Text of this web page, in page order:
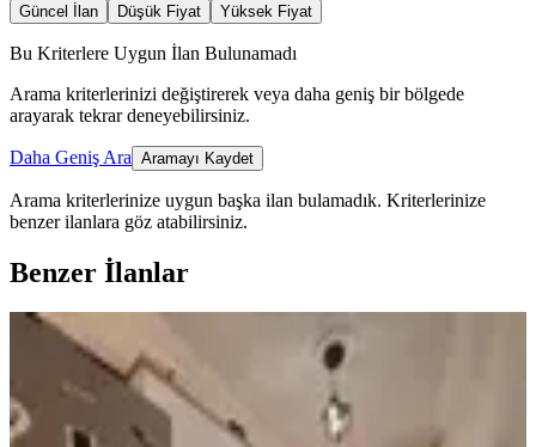
Güncel İlan
Düşük Fiyat Yüksek Fiyat
Bu Kriterlere Uygun İlan Bulunamadı
Arama kriterlerinizi değiştirerek veya daha geniş bir bölgede
arayarak tekrar deneyebilirsiniz.
Daha Geniş Ara Aramayı Kaydet
Arama kriterlerinize uygun başka ilan bulamadık. Kriterlerinize
benzer ilanlara göz atabilirsiniz.
Benzer İlanlar
YENİ
Yeni Rota'dan Ballıca Mah. Ara Kat
Fırsat Satılık 3+1 Daire
Dulkadiroğlu, Ballıca Mahallesi